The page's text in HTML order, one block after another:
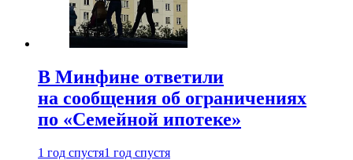
В Минфине ответили
на сообщения об ограничениях
по «Семейной ипотеке»
1 год спустя1 год спустя